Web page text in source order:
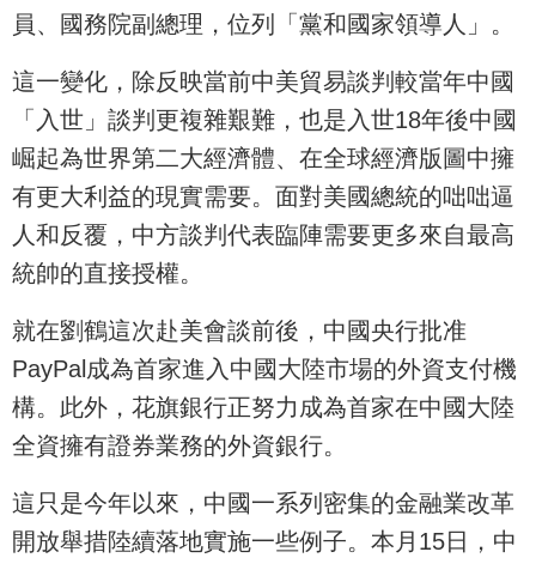
員、國務院副總理，位列「黨和國家領導人」。
這一變化，除反映當前中美貿易談判較當年中國
「入世」談判更複雜艱難，也是入世18年後中國
崛起為世界第二大經濟體、在全球經濟版圖中擁
有更大利益的現實需要。面對美國總統的咄咄逼
人和反覆，中方談判代表臨陣需要更多來自最高
統帥的直接授權。
就在劉鶴這次赴美會談前後，中國央行批准
PayPal成為首家進入中國大陸市場的外資支付機
構。此外，花旗銀行正努力成為首家在中國大陸
全資擁有證券業務的外資銀行。
這只是今年以來，中國一系列密集的金融業改革
開放舉措陸續落地實施一些例子。本月15日，中